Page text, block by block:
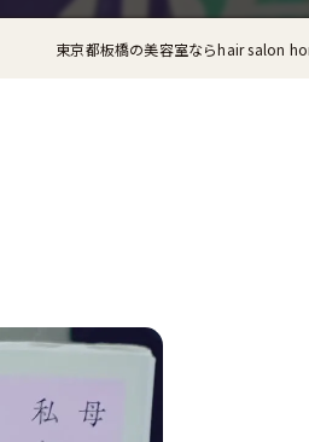
東京都板橋の美容室ならhair salon